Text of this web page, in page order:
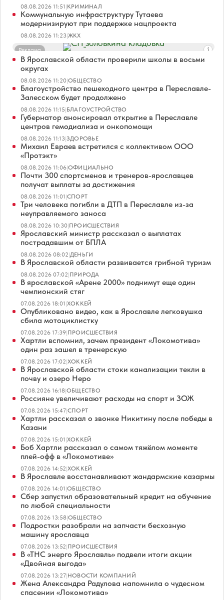
08.08.2026 11:51|КРИМИНАЛ
Коммунальную инфраструктуру Тутаева
модернизируют при поддержке нацпроекта
08.08.2026 11:23|ЖКХ
Реклама
В Ярославской области проверили школы в восьми
округах
08.08.2026 11:20|ОБЩЕСТВО
Благоустройство пешеходного центра в Переславле-
Залесском будет продолжено
08.08.2026 11:15|БЛАГОУСТРОЙСТВО
Губернатор анонсировал открытие в Переславле
центров гемодиализа и онкопомощи
08.08.2026 11:13|ЗДОРОВЬЕ
Михаил Евраев встретился с коллективом ООО
«Протэкт»
08.08.2026 11:06|ОФИЦИАЛЬНО
Почти 300 спортсменов и тренеров-ярославцев
получат выплаты за достижения
08.08.2026 11:01|СПОРТ
Три человека погибли в ДТП в Переславле из-за
неуправляемого заноса
08.08.2026 10:30|ПРОИСШЕСТВИЯ
Ярославский министр рассказал о выплатах
пострадавшим от БПЛА
08.08.2026 08:02|ДЕНЬГИ
В Ярославской области развивается грибной туризм
08.08.2026 07:02|ПРИРОДА
В ярославской «Арене 2000» поднимут еще один
чемпионский стяг
07.08.2026 18:01|ХОККЕЙ
Опубликовано видео, как в Ярославле легковушка
сбила мотоциклистку
07.08.2026 17:39|ПРОИСШЕСТВИЯ
Хартли вспомнил, зачем президент «Локомотива»
один раз зашел в тренерскую
07.08.2026 17:02|ХОККЕЙ
В Ярославской области стоки канализации текли в
почву и озеро Неро
07.08.2026 16:18|ОБЩЕСТВО
Россияне увеличивают расходы на спорт и ЗОЖ
07.08.2026 15:47|СПОРТ
Хартли рассказал о звонке Никитину после победы в
Казани
07.08.2026 15:01|ХОККЕЙ
Боб Хартли рассказал о самом тяжёлом моменте
плей-офф в «Локомотиве»
07.08.2026 14:52|ХОККЕЙ
В Ярославле восстанавливают жандармские казармы
07.08.2026 14:01|ОБЩЕСТВО
Сбер запустил образовательный кредит на обучение
по любой специальности
07.08.2026 13:58|ОБЩЕСТВО
Подростки разобрали на запчасти бесхозную
машину ярославца
07.08.2026 13:52|ПРОИСШЕСТВИЯ
В «ТНС энерго Ярославль» подвели итоги акции
«Двойная выгода»
07.08.2026 13:27|НОВОСТИ КОМПАНИЙ
Жена Александра Радулова напомнила о чудесном
спасении «Локомотива»